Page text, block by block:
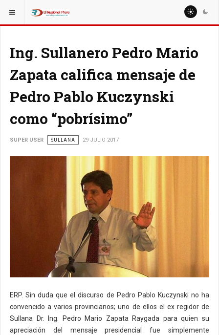
ESTÁ AQUÍ: LOCALES
Ing. Sullanero Pedro Mario
Zapata califica mensaje de
Pedro Pablo Kuczynski
como “pobrísimo”
SUPER USER SULLANA 29 JULIO 2017
ERP. Sin duda que el discurso de Pedro Pablo Kuczynski no ha
convencido a varios provincianos; uno de ellos el ex regidor de
Sullana Dr. Ing. Pedro Mario Zapata Raygada para quien su
apreciación del mensaje presidencial fue simplemente